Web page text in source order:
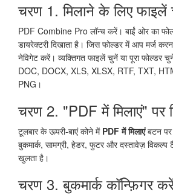
चरण 1. मिलाने के लिए
PDF Combine Pro लॉन्च करें। बाईं ओर का
डायरेक्टरी दिखाता है। जिस फोल्डर में आप मर्ज
नेविगेट करें। व्यक्तिगत फाइलें चुनें या पूरा फोल्डर
DOC, DOCX, XLS, XLSX, RTF, TXT,
PNG।
चरण 2. "PDF में मिलाएं"
टूलबार के ऊपरी-बाएं कोने में PDF में मिलाएंबटन पर
बुकमार्क, सामग्री, हेडर, फुटर और दस्तावेज़ विकल्प
खुलता है।
चरण 3. बुकमार्क कॉन्फ़िगर